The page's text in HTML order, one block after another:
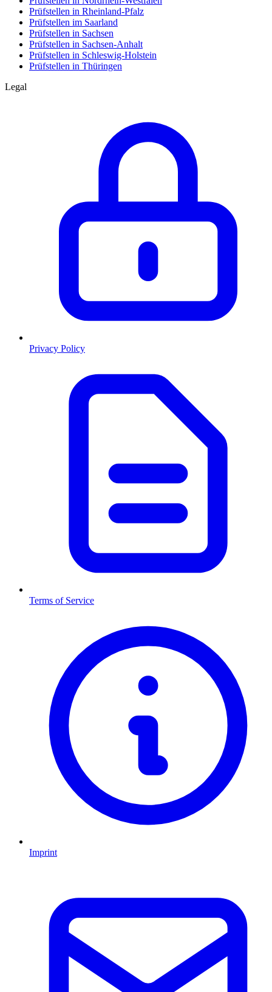
Prüfstellen in Rheinland-Pfalz
Prüfstellen im Saarland
Prüfstellen in Sachsen
Prüfstellen in Sachsen-Anhalt
Prüfstellen in Schleswig-Holstein
Prüfstellen in Thüringen
Legal
Privacy Policy
Terms of Service
Imprint